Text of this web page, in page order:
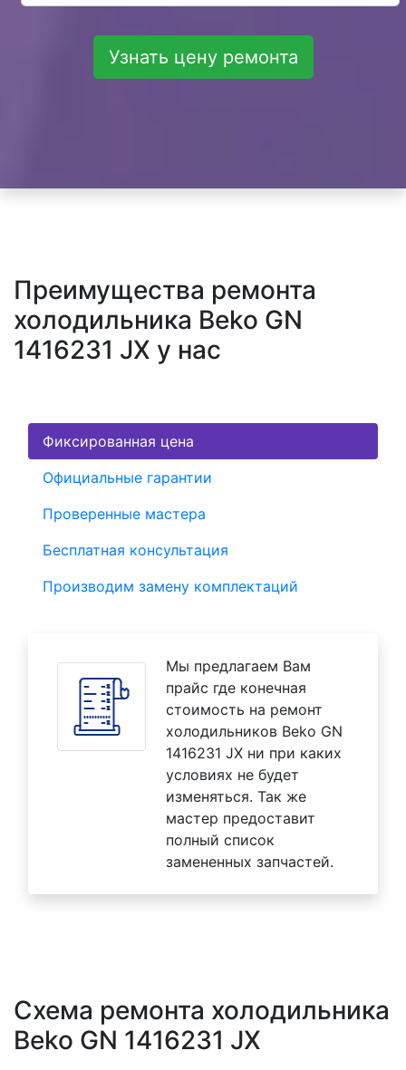
Узнать цену ремонта
Преимущества ремонта
холодильника Beko GN
1416231 JX у нас
Фиксированная цена
Официальные гарантии
Проверенные мастера
Бесплатная консультация
Производим замену комплектаций
Мы предлагаем Вам
прайс где конечная
стоимость на ремонт
холодильников Beko GN
1416231 JX ни при каких
условиях не будет
изменяться. Так же
мастер предоставит
полный список
замененных запчастей.
Схема ремонта холодильника
Beko GN 1416231 JX